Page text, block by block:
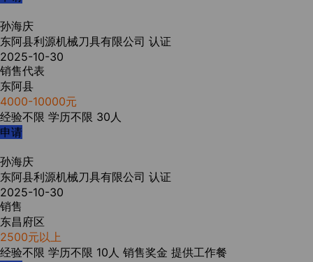
孙海庆
东阿县利源机械刀具有限公司 认证
2025-10-30
销售代表
东阿县
4000-10000元
经验不限 学历不限 30人
申请
孙海庆
东阿县利源机械刀具有限公司 认证
2025-10-30
销售
东昌府区
2500元以上
经验不限 学历不限 10人 销售奖金 提供工作餐